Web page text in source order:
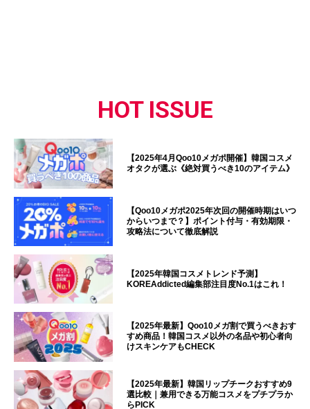
HOT ISSUE
【2025年4月Qoo10メガポ開催】韓国コスメ
オタクが選ぶ《絶対買うべき10のアイテム》
【Qoo10メガポ2025年次回の開催時期はいつ
からいつまで？】ポイント付与・有効期限・
攻略法について徹底解説
【2025年韓国コスメトレンド予測】
KOREAddicted編集部注目度No.1はこれ！
【2025年最新】Qoo10メガ割で買うべきおす
すめ商品！韓国コスメ以外の名品や初心者向
けスキンケアもCHECK
【2025年最新】韓国リップチークおすすめ9
選比較｜兼用できる万能コスメをプチプラか
らPICK